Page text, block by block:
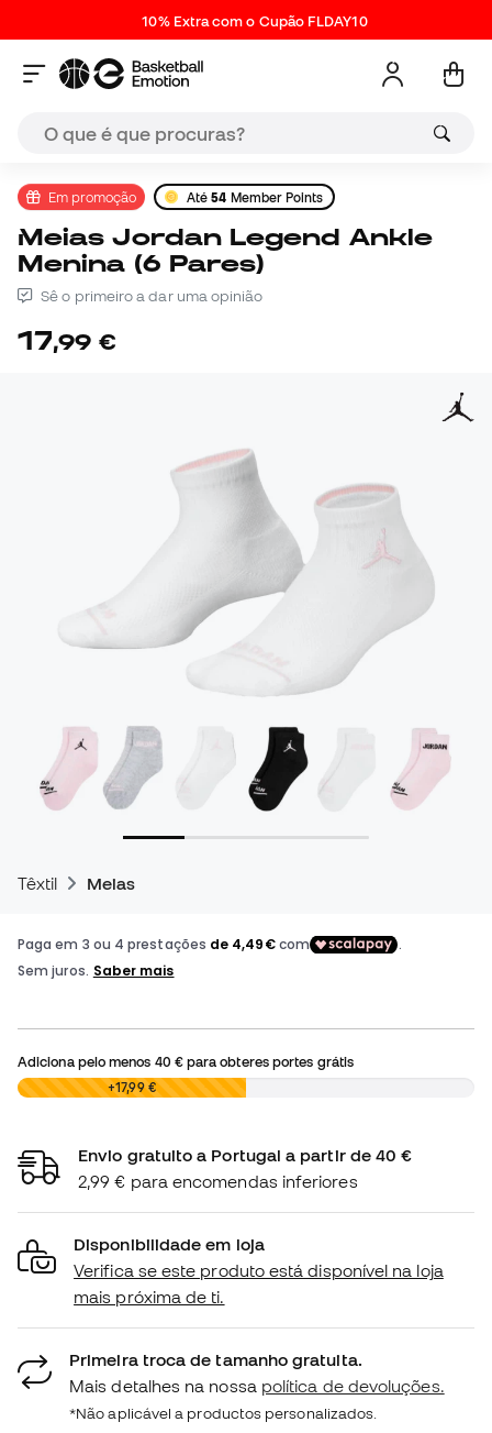
10% Extra com o Cupão FLDAY10
Em promoção Até54 Member Points
Meias Jordan Legend Ankle
Menina (6 Pares)
Sê o primeiro a dar uma opinião
17,99 €
Têxtil Meias
Adiciona pelo menos 40 €para obteres portes grátis
0,00 € +17,99 €
Envio gratuito a Portugal a partir de 40 €
2,99 € para encomendas inferiores
Disponibilidade em loja
Verifica se este produto está disponível na loja
mais próxima de ti.
Primeira troca de tamanho gratuita.
Mais detalhes na nossa política de devoluções.
*Não aplicável a productos personalizados.